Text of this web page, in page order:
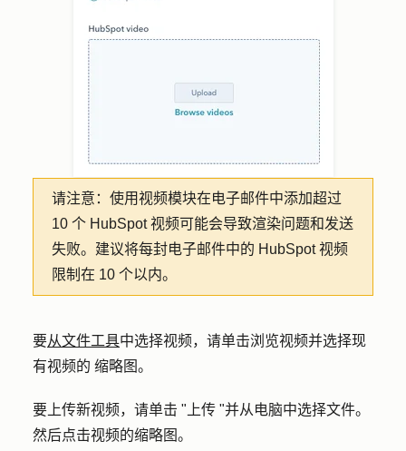
请注意： 使用视频模块在电子邮件中添加超过
10 个 HubSpot 视频可能会导致渲染问题和发送
失败。建议将每封电子邮件中的 HubSpot 视频
限制在 10 个以内。
要从文件工具中选择视频，请单击浏览视频并选择现
有视频的 缩略图。
要上传新视频，请单击 " 上传 "并从电脑中选择文件。
然后点击视频的缩略图。